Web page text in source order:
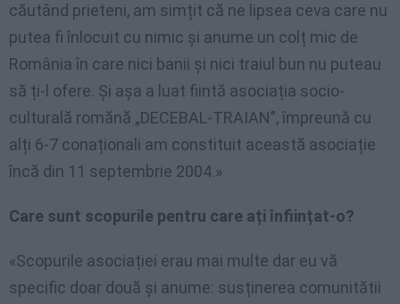
căutând prieteni, am simțit că ne lipsea ceva care nu
putea fi înlocuit cu nimic și anume un colț mic de
România în care nici banii și nici traiul bun nu puteau
să ți-l ofere. Și așa a luat fiintă asociația socio-
culturală romănă „DECEBAL-TRAIAN”, împreună cu
alți 6-7 conaționali am constituit această asociație
încă din 11 septembrie 2004.»
Care sunt scopurile pentru care ați înființat-o?
«Scopurile asociației erau mai multe dar eu vă
specific doar două și anume: susținerea comunitătii